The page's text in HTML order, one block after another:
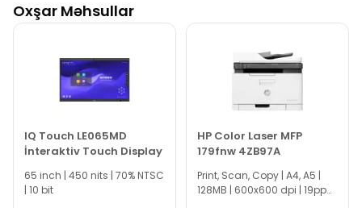
Oxşar Məhsullar
IQ Touch LE065MD
İnteraktiv Touch Display
65 inch | 450 nits | 70% NTSC
| 10 bit
HP Color Laser MFP
179fnw 4ZB97A
Print, Scan, Copy | A4, A5 |
128MB | 600x600 dpi | 19ppm